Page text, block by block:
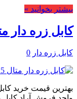
بیشتر بخوانید »
کابل زره دار متال 1.5*2
کابل زره دار 0